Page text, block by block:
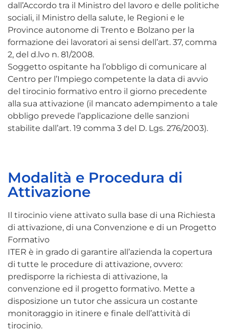
dall’Accordo tra il Ministro del lavoro e delle politiche
sociali, il Ministro della salute, le Regioni e le
Province autonome di Trento e Bolzano per la
formazione dei lavoratori ai sensi dell’art. 37, comma
2, del d.lvo n. 81/2008.
Soggetto ospitante ha l’obbligo di comunicare al
Centro per l’Impiego competente la data di avvio
del tirocinio formativo entro il giorno precedente
alla sua attivazione (il mancato adempimento a tale
obbligo prevede l’applicazione delle sanzioni
stabilite dall’art. 19 comma 3 del D. Lgs. 276/2003).
Modalità e Procedura di
Attivazione
Il tirocinio viene attivato sulla base di una Richiesta
di attivazione, di una Convenzione e di un Progetto
Formativo
ITER è in grado di garantire all’azienda la copertura
di tutte le procedure di attivazione, ovvero:
predisporre la richiesta di attivazione, la
convenzione ed il progetto formativo. Mette a
disposizione un tutor che assicura un costante
monitoraggio in itinere e finale dell’attività di
tirocinio.